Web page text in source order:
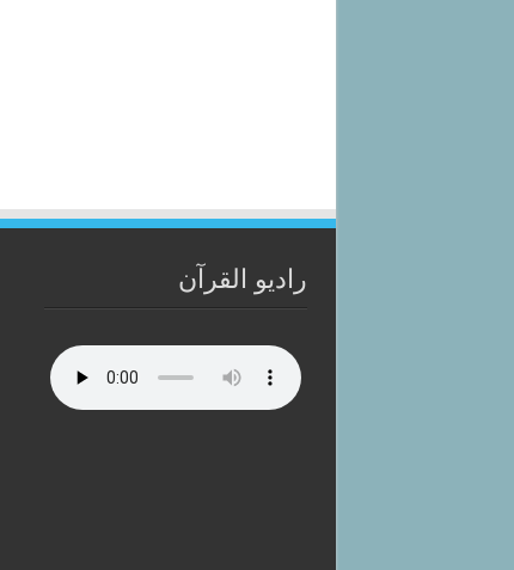
راديو القرآن